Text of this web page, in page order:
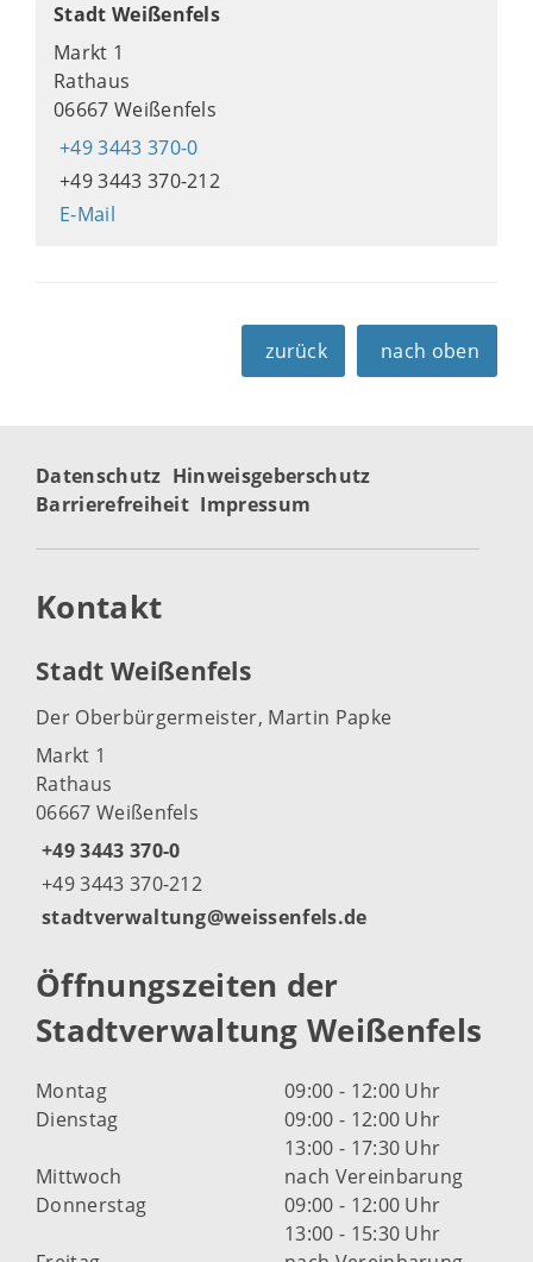
Stadt Weißenfels
Markt 1
Rathaus
06667 Weißenfels
+49 3443 370-0
+49 3443 370-212
E-Mail
zurück nach oben
Datenschutz Hinweisgeberschutz
Barrierefreiheit Impressum
Kontakt
Stadt Weißenfels
Der Oberbürgermeister, Martin Papke
Markt 1
Rathaus
06667 Weißenfels
+49 3443 370-0
+49 3443 370-212
stadtverwaltung@weissenfels.de
Öffnungszeiten der
Stadtverwaltung Weißenfels
Montag
09:00 - 12:00 Uhr
Dienstag
09:00 - 12:00 Uhr
13:00 - 17:30 Uhr
Mittwoch
nach Vereinbarung
Donnerstag
09:00 - 12:00 Uhr
13:00 - 15:30 Uhr